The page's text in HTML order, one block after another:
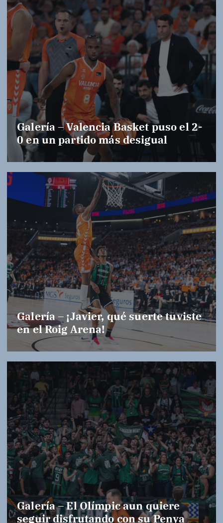
Galería – Valencia Basket puso el 2-
0 en un partido más desigual
Galería – ¡Javier, qué suerte tuviste
en el Roig Arena!
Galería – El Olímpic aun quiere
seguir disfrutando con su Penya